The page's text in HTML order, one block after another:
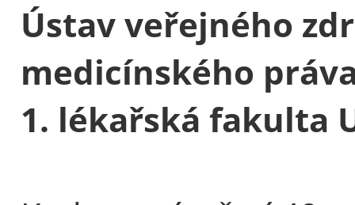
Ústav veřejného
medicínského
1. lékařská fakulta